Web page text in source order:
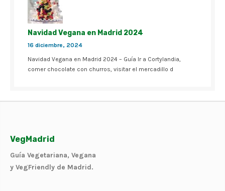
Navidad Vegana en Madrid 2024
16 diciembre, 2024
Navidad Vegana en Madrid 2024 – Guía Ir a Cortylandia,
comer chocolate con churros, visitar el mercadillo d
VegMadrid
Guía Vegetariana, Vegana
y VegFriendly de Madrid.